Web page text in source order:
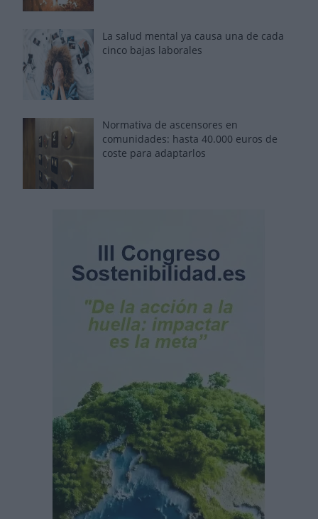
La salud mental ya causa una de cada
cinco bajas laborales
Normativa de ascensores en
comunidades: hasta 40.000 euros de
coste para adaptarlos